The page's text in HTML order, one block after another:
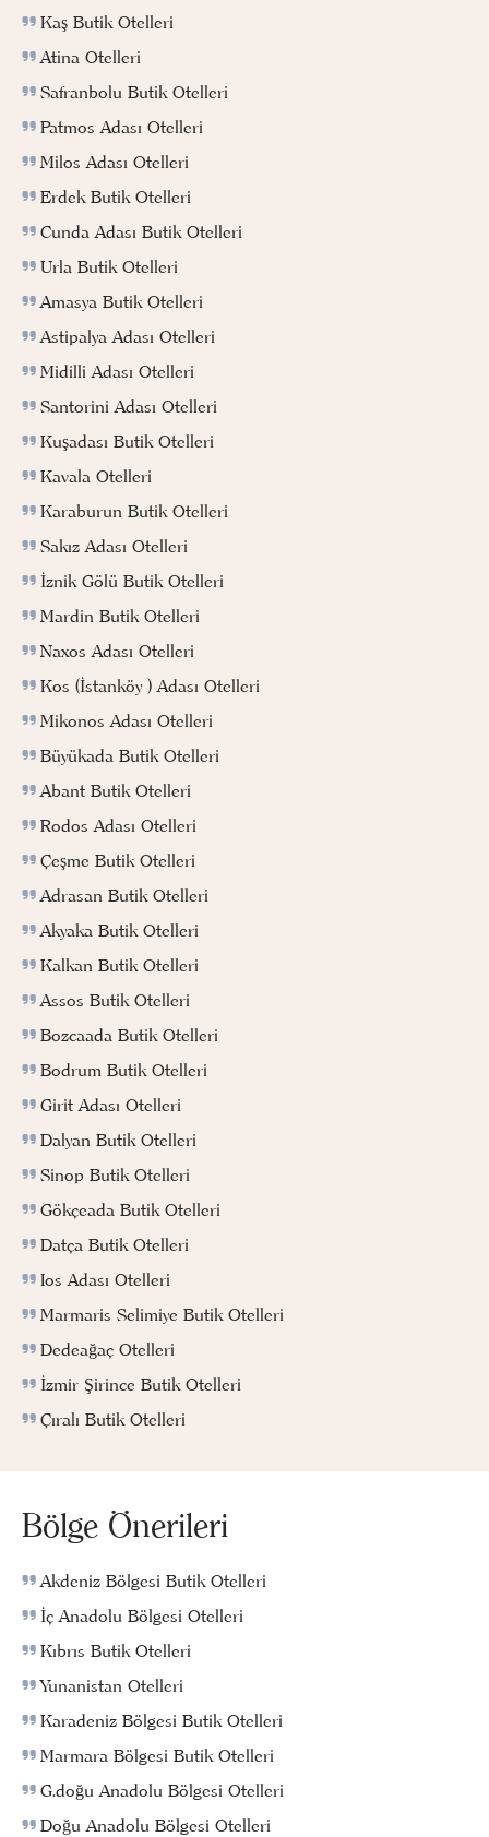
Kaş Butik Otelleri
Atina Otelleri
Safranbolu Butik Otelleri
Patmos Adası Otelleri
Milos Adası Otelleri
Erdek Butik Otelleri
Cunda Adası Butik Otelleri
Urla Butik Otelleri
Amasya Butik Otelleri
Astipalya Adası Otelleri
Midilli Adası Otelleri
Santorini Adası Otelleri
Kuşadası Butik Otelleri
Kavala Otelleri
Karaburun Butik Otelleri
Sakız Adası Otelleri
İznik Gölü Butik Otelleri
Mardin Butik Otelleri
Naxos Adası Otelleri
Kos (İstanköy ) Adası Otelleri
Mikonos Adası Otelleri
Büyükada Butik Otelleri
Abant Butik Otelleri
Rodos Adası Otelleri
Çeşme Butik Otelleri
Adrasan Butik Otelleri
Akyaka Butik Otelleri
Kalkan Butik Otelleri
Assos Butik Otelleri
Bozcaada Butik Otelleri
Bodrum Butik Otelleri
Girit Adası Otelleri
Dalyan Butik Otelleri
Sinop Butik Otelleri
Gökçeada Butik Otelleri
Datça Butik Otelleri
Ios Adası Otelleri
Marmaris Selimiye Butik Otelleri
Dedeağaç Otelleri
İzmir Şirince Butik Otelleri
Çıralı Butik Otelleri
Bölge Önerileri
Akdeniz Bölgesi Butik Otelleri
İç Anadolu Bölgesi Otelleri
Kıbrıs Butik Otelleri
Yunanistan Otelleri
Karadeniz Bölgesi Butik Otelleri
Marmara Bölgesi Butik Otelleri
G.doğu Anadolu Bölgesi Otelleri
Doğu Anadolu Bölgesi Otelleri